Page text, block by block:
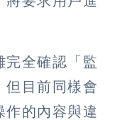
完全確認「監
但目前同樣會
作的內容與違